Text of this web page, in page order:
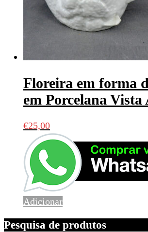
Floreira em forma
em Porcelana Vista
€25,00
Adicionar
Pesquisa de produtos